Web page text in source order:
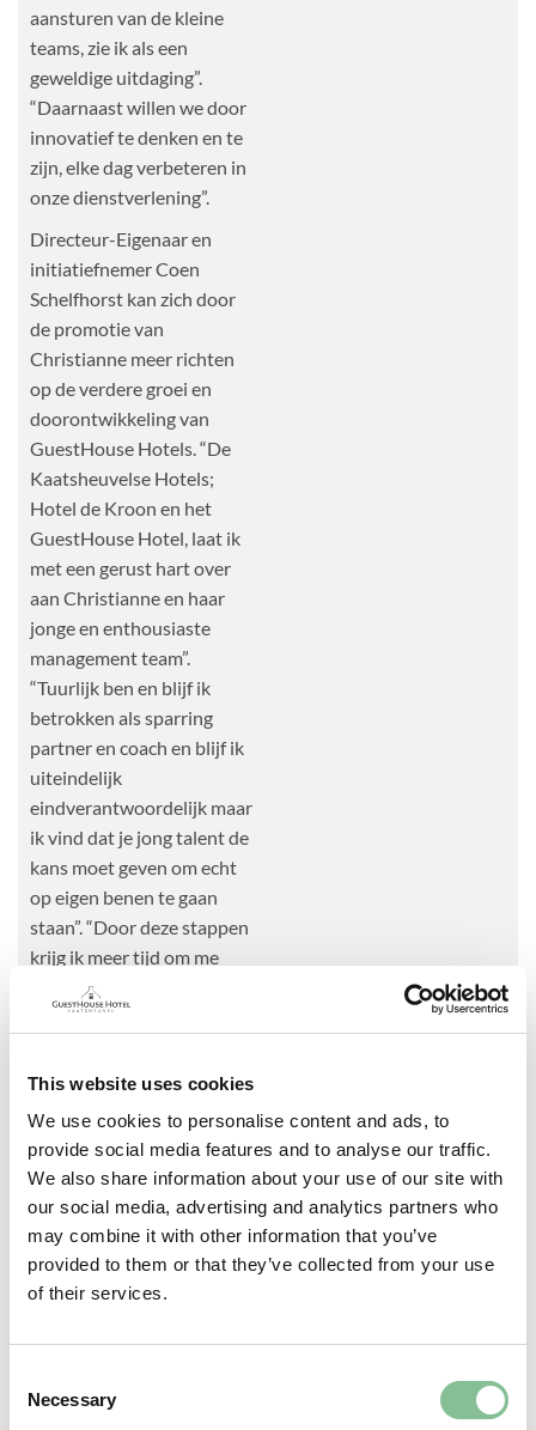
This website uses cookies
We use cookies to personalise content and ads, to
provide social media features and to analyse our traffic.
We also share information about your use of our site with
our social media, advertising and analytics partners who
may combine it with other information that you’ve
provided to them or that they’ve collected from your use
of their services.
Selection
Necessary
aansturen van de kleine
teams, zie ik als een
geweldige uitdaging”.
“Daarnaast willen we door
innovatief te denken en te
zijn, elke dag verbeteren in
onze dienstverlening”.
Directeur-Eigenaar en
initiatiefnemer Coen
Schelfhorst kan zich door
de promotie van
Christianne meer richten
op de verdere groei en
doorontwikkeling van
GuestHouse Hotels. “De
Kaatsheuvelse Hotels;
Hotel de Kroon en het
GuestHouse Hotel, laat ik
met een gerust hart over
aan Christianne en haar
jonge en enthousiaste
management team”.
“Tuurlijk ben en blijf ik
betrokken als sparring
partner en coach en blijf ik
uiteindelijk
eindverantwoordelijk maar
ik vind dat je jong talent de
kans moet geven om echt
op eigen benen te gaan
staan”. “Door deze stappen
krijg ik meer tijd om me
ook, overigens nog steeds
samen met het team in
houden met de
concept en het kijken naar
geschikte locaties voor
eventuele andere
vestigingen. Een uitdaging
in deze tijd maar we blijven
toch echt ambitieus. “Het
hotelconcept, dat zich het
cross-over tussen een